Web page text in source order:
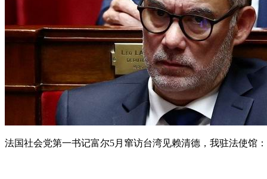
法国社会党第一书记富尔5月窜访台湾见赖清德，我驻法使馆